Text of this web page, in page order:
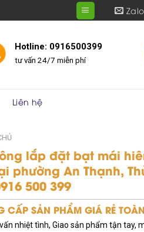
Hotline: 0916500399
tư vấn 24/7 miễn phí
Liên hệ
lắp đặt bạt mái
phường An Thạnh,
500 399
CẤP SẢN PHẨM GIÁ RẺ
nhiệt tình, Giao sản phẩm tận tay,